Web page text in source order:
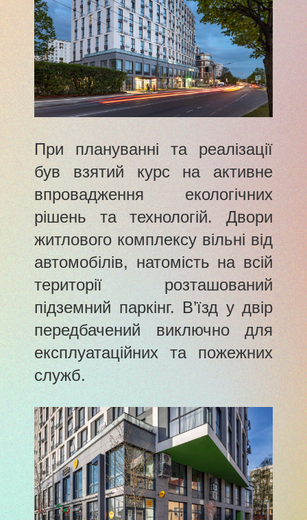
При плануванні та реалізації
був взятий курс на активне
впровадження екологічних
рішень та технологій. Двори
житлового комплексу вільні від
автомобілів, натомість на всій
території розташований
підземний паркінг. В’їзд у двір
передбачений виключно для
експлуатаційних та пожежних
служб.